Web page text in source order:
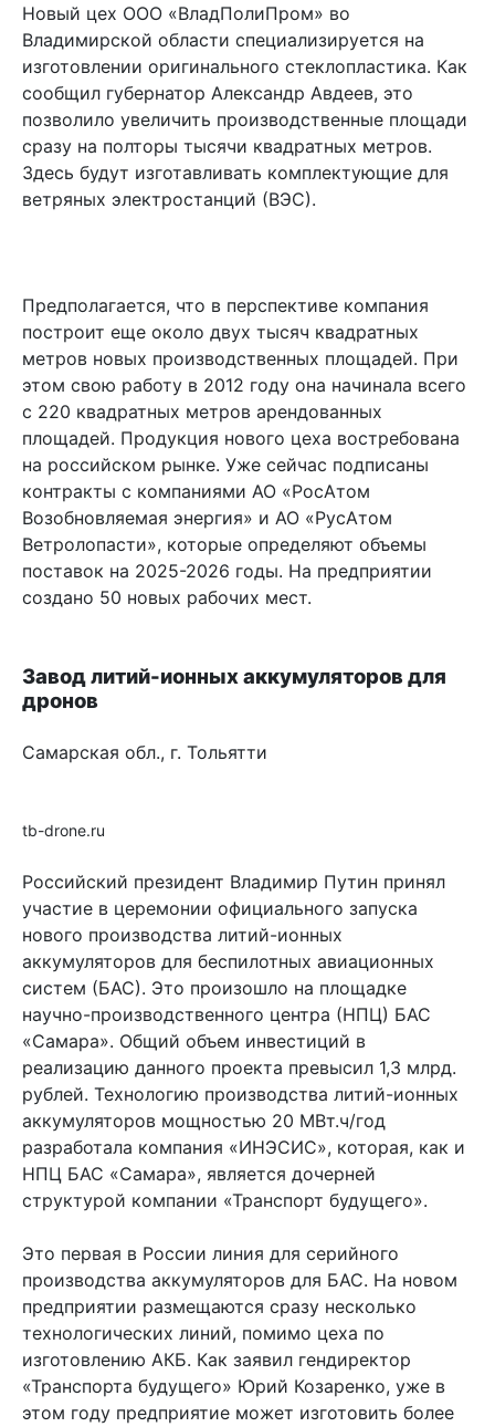
Новый цех ООО «ВладПолиПром» во
Владимирской области специализируется на
изготовлении оригинального стеклопластика. Как
сообщил губернатор Александр Авдеев, это
позволило увеличить производственные площади
сразу на полторы тысячи квадратных метров.
Здесь будут изготавливать комплектующие для
ветряных электростанций (ВЭС).
Предполагается, что в перспективе компания
построит еще около двух тысяч квадратных
метров новых производственных площадей. При
этом свою работу в 2012 году она начинала всего
с 220 квадратных метров арендованных
площадей. Продукция нового цеха востребована
на российском рынке. Уже сейчас подписаны
контракты с компаниями АО «РосАтом
Возобновляемая энергия» и АО «РусАтом
Ветролопасти», которые определяют объемы
поставок на 2025-2026 годы. На предприятии
создано 50 новых рабочих мест.
Завод литий-ионных аккумуляторов для
дронов
Самарская обл., г. Тольятти
tb-drone.ru
Российский президент Владимир Путин принял
участие в церемонии официального запуска
нового производства литий-ионных
аккумуляторов для беспилотных авиационных
систем (БАС). Это произошло на площадке
научно-производственного центра (НПЦ) БАС
«Самара». Общий объем инвестиций в
реализацию данного проекта превысил 1,3 млрд.
рублей. Технологию производства литий-ионных
аккумуляторов мощностью 20 МВт.ч/год
разработала компания «ИНЭСИС», которая, как и
НПЦ БАС «Самара», является дочерней
структурой компании «Транспорт будущего».
Это первая в России линия для серийного
производства аккумуляторов для БАС. На новом
предприятии размещаются сразу несколько
технологических линий, помимо цеха по
изготовлению АКБ. Как заявил гендиректор
«Транспорта будущего» Юрий Козаренко, уже в
этом году предприятие может изготовить более